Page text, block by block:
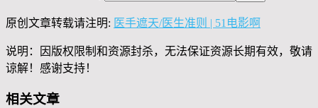
原创文章转载请注明: 医手遮天/医生准则 | 51电影啊
说明：因版权限制和资源封杀，无法保证资源长期有效，敬请
谅解！感谢支持！
相关文章